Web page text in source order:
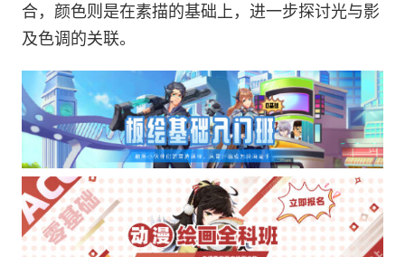
合，颜色则是在素描的基础上，进一步探讨光与影
及色调的关联。